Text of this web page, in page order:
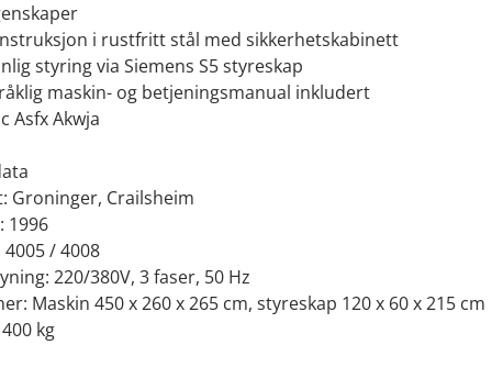
i rustfritt stål med sikkerhetskabinett
styring via Siemens S5 styreskap
maskin- og betjeningsmanual inkludert
Asfx Akwja
Groninger, Crailsheim
1996
/ 4008
220/380V, 3 faser, 50 Hz
Maskin 450 x 260 x 265 cm, styreskap 120 x 60 x 215 cm
kg